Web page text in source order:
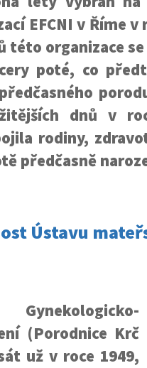
EFCNI v Říme v
této organizace
poté, co
dnů v
rodiny,
předčasně
Ústavu
(Porodnice Krč
už v roce 1949,